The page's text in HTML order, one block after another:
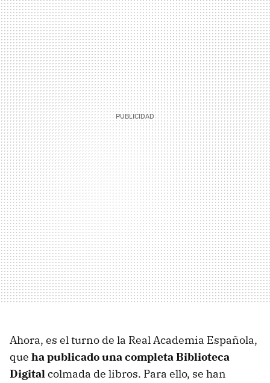
Ahora, es el turno de la Real Academia Española,
que ha publicado una completa Biblioteca
Digitalcolmada de libros. Para ello, se han